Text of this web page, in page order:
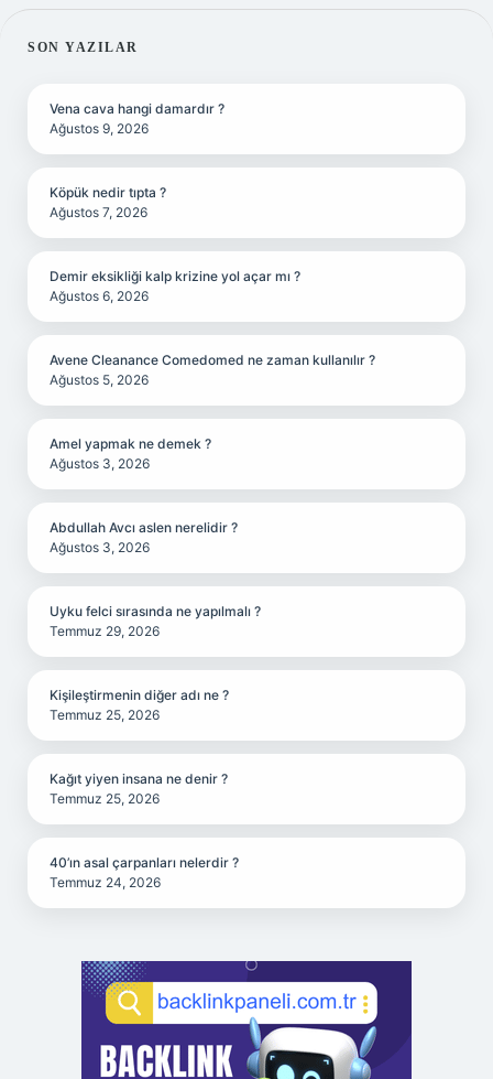
SIDEBAR
SON YAZILAR
Vena cava hangi damardır ?
Ağustos 9, 2026
Köpük nedir tıpta ?
Ağustos 7, 2026
Demir eksikliği kalp krizine yol açar mı ?
Ağustos 6, 2026
Avene Cleanance Comedomed ne zaman kullanılır ?
Ağustos 5, 2026
Amel yapmak ne demek ?
Ağustos 3, 2026
Abdullah Avcı aslen nerelidir ?
Ağustos 3, 2026
Uyku felci sırasında ne yapılmalı ?
Temmuz 29, 2026
Kişileştirmenin diğer adı ne ?
Temmuz 25, 2026
Kağıt yiyen insana ne denir ?
Temmuz 25, 2026
40’ın asal çarpanları nelerdir ?
Temmuz 24, 2026